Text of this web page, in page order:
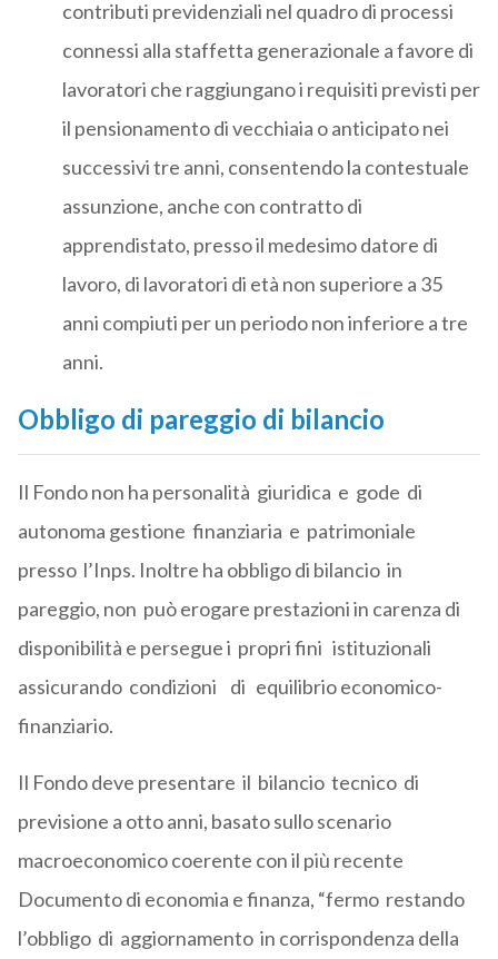
contributi previdenziali nel quadro di processi
connessi alla staffetta generazionale a favore di
lavoratori che raggiungano i requisiti previsti per
il pensionamento di vecchiaia o anticipato nei
successivi tre anni, consentendo la contestuale
assunzione, anche con contratto di
apprendistato, presso il medesimo datore di
lavoro, di lavoratori di età non superiore a 35
anni compiuti per un periodo non inferiore a tre
anni.
Obbligo di pareggio di bilancio
Il Fondo non ha personalità giuridica e gode di
autonoma gestione finanziaria e patrimoniale
presso l’Inps. Inoltre ha obbligo di bilancio in
pareggio, non può erogare prestazioni in carenza di
disponibilità e persegue i propri fini istituzionali
assicurando condizioni di equilibrio economico-
finanziario.
Il Fondo deve presentare il bilancio tecnico di
previsione a otto anni, basato sullo scenario
macroeconomico coerente con il più recente
Documento di economia e finanza, “fermo restando
l’obbligo di aggiornamento in corrispondenza della